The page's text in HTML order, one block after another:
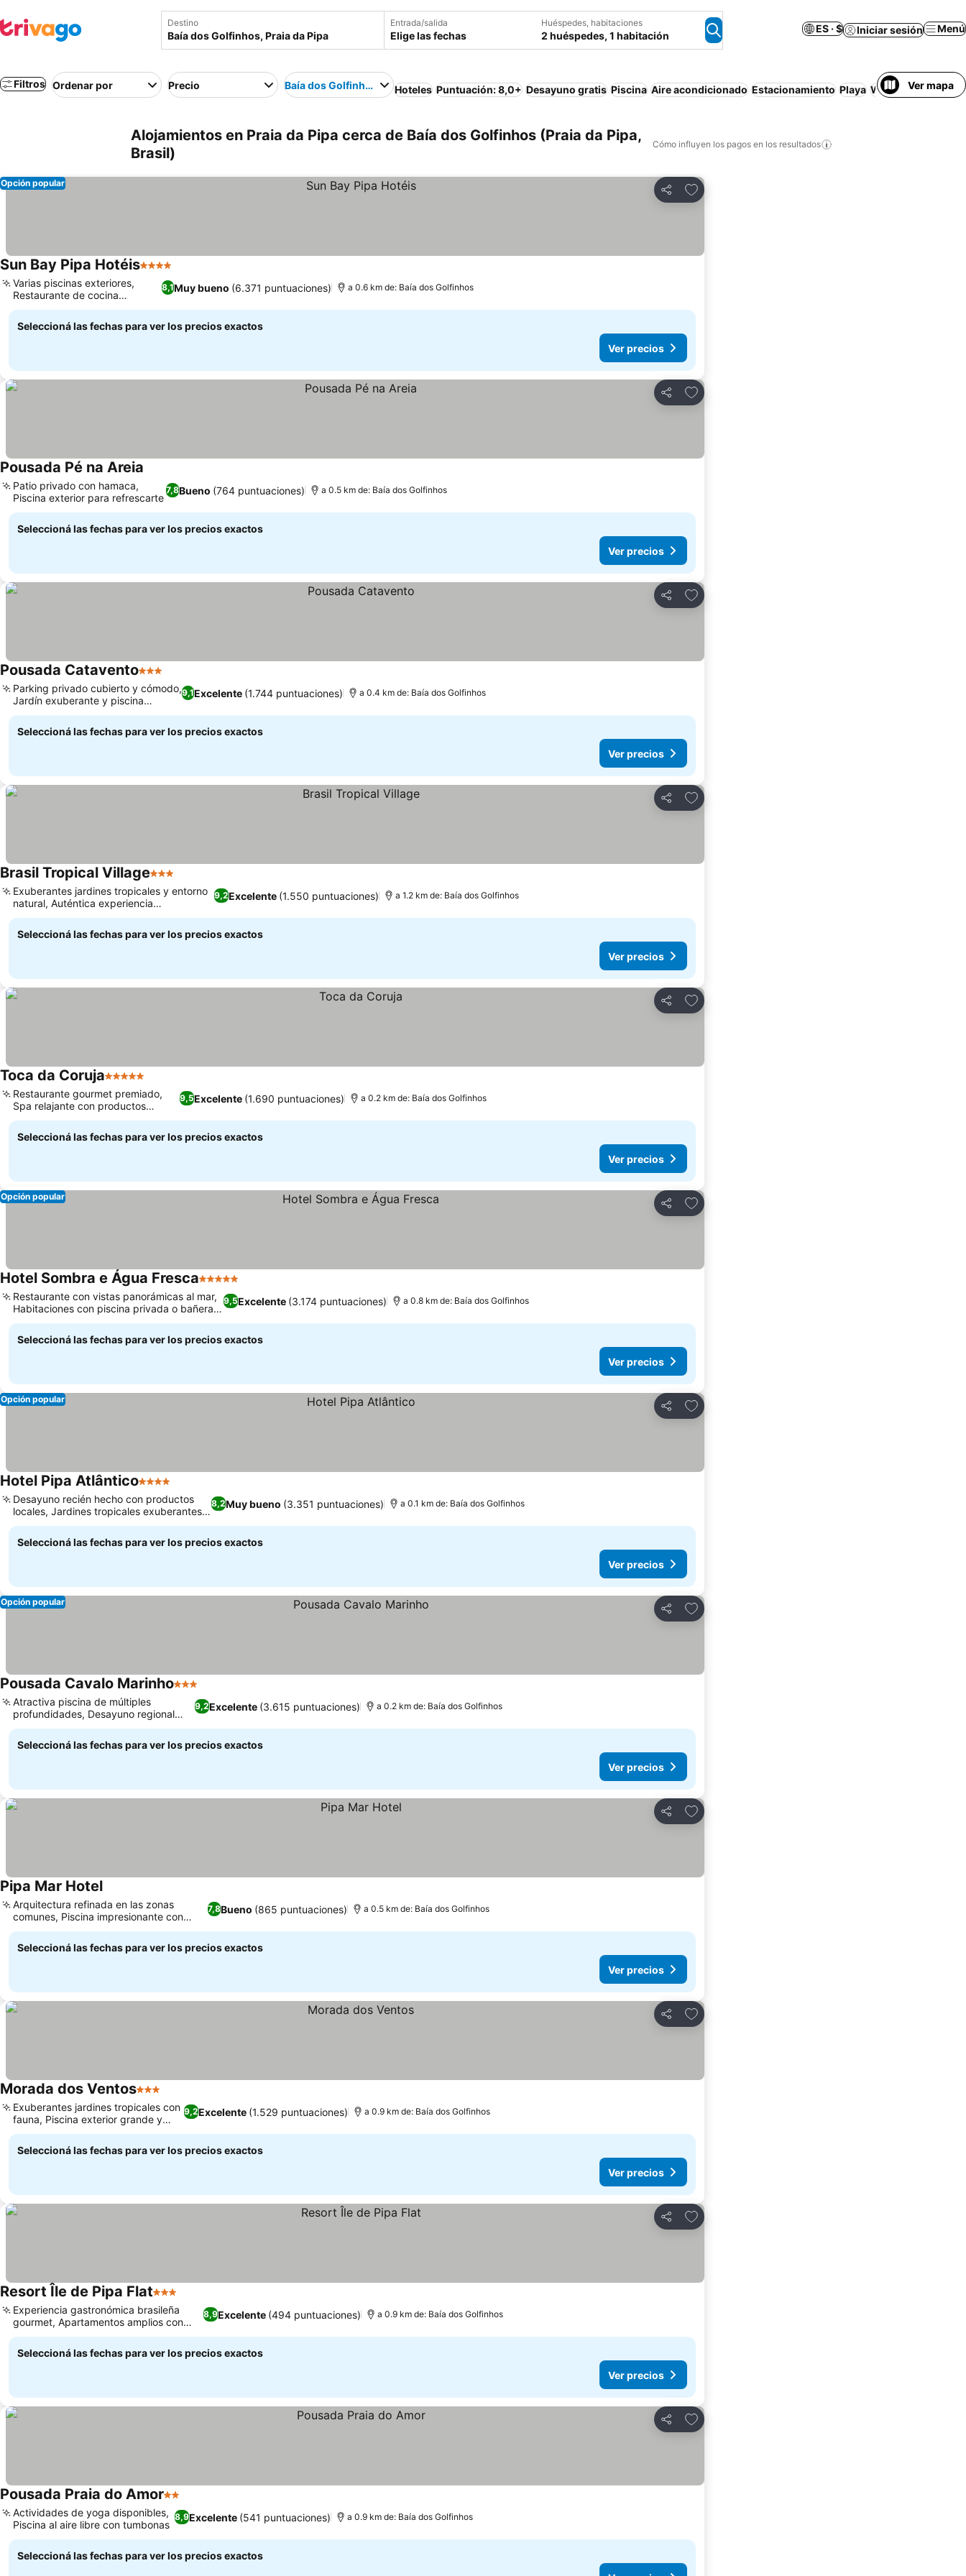
Destino Entrada/salida
Elige las fechas
Huéspedes, habitaciones
2 huéspedes, 1 habitación
ES · $ Iniciar sesión Menú
Filtros Ordenar por Precio Baía dos Golfinhos Hoteles Puntuación: 8,0+ Desayuno gratis Piscina Aire acondicionado Estacionamiento Playa Wi-Fi Ver mapa
Alojamientos en Praia da Pipa cerca de Baía dos Golfinhos (Praia da Pipa,
Brasil)
Cómo influyen los pagos en los resultados
Compartir
Añadir a favoritos
Opción popular
Sun Bay Pipa Hotéis4 Estrellas
8,1Muy bueno (6.371 puntuaciones)
Varias piscinas exteriores,
Restaurante de cocina
internacional
a 0.6 km de: Baía dos Golfinhos
Seleccioná las fechas para ver los precios exactos
Ver precios
Compartir
Añadir a favoritos
Pousada Pé na Areia
7,8Bueno (764 puntuaciones)
Patio privado con hamaca,
Piscina exterior para refrescarte
a 0.5 km de: Baía dos Golfinhos
Seleccioná las fechas para ver los precios exactos
Ver precios
Compartir
Añadir a favoritos
Pousada Catavento3 Estrellas
9,1Excelente (1.744 puntuaciones)
Parking privado cubierto y cómodo,
Jardín exuberante y piscina
exterior
a 0.4 km de: Baía dos Golfinhos
Seleccioná las fechas para ver los precios exactos
Ver precios
Compartir
Añadir a favoritos
Brasil Tropical Village3 Estrellas
9,2Excelente (1.550 puntuaciones)
Exuberantes jardines tropicales y entorno
natural, Auténtica experiencia
gastronómica brasileña
a 1.2 km de: Baía dos Golfinhos
Seleccioná las fechas para ver los precios exactos
Ver precios
Compartir
Añadir a favoritos
Toca da Coruja5 Estrellas
9,5Excelente (1.690 puntuaciones)
Restaurante gourmet premiado,
Spa relajante con productos
L'Occitane
a 0.2 km de: Baía dos Golfinhos
Seleccioná las fechas para ver los precios exactos
Ver precios
Compartir
Añadir a favoritos
Opción popular
Hotel Sombra e Água Fresca5 Estrellas
9,5Excelente (3.174 puntuaciones)
Restaurante con vistas panorámicas al mar,
Habitaciones con piscina privada o bañera
de hidromasaje
a 0.8 km de: Baía dos Golfinhos
Seleccioná las fechas para ver los precios exactos
Ver precios
Compartir
Añadir a favoritos
Opción popular
Hotel Pipa Atlântico4 Estrellas
8,2Muy bueno (3.351 puntuaciones)
Desayuno recién hecho con productos
locales, Jardines tropicales exuberantes y
bien cuidados
a 0.1 km de: Baía dos Golfinhos
Seleccioná las fechas para ver los precios exactos
Ver precios
Compartir
Añadir a favoritos
Opción popular
Pousada Cavalo Marinho3 Estrellas
9,2Excelente (3.615 puntuaciones)
Atractiva piscina de múltiples
profundidades, Desayuno regional
recién preparado
a 0.2 km de: Baía dos Golfinhos
Seleccioná las fechas para ver los precios exactos
Ver precios
Compartir
Añadir a favoritos
Pipa Mar Hotel
7,8Bueno (865 puntuaciones)
Arquitectura refinada en las zonas
comunes, Piscina impresionante con
vistas al mar
a 0.5 km de: Baía dos Golfinhos
Seleccioná las fechas para ver los precios exactos
Ver precios
Compartir
Añadir a favoritos
Morada dos Ventos3 Estrellas
9,2Excelente (1.529 puntuaciones)
Exuberantes jardines tropicales con
fauna, Piscina exterior grande y
limpia
a 0.9 km de: Baía dos Golfinhos
Seleccioná las fechas para ver los precios exactos
Ver precios
Compartir
Añadir a favoritos
Resort Île de Pipa Flat3 Estrellas
8,9Excelente (494 puntuaciones)
Experiencia gastronómica brasileña
gourmet, Apartamentos amplios con
vistas al lago
a 0.9 km de: Baía dos Golfinhos
Seleccioná las fechas para ver los precios exactos
Ver precios
Compartir
Añadir a favoritos
Pousada Praia do Amor2 Estrellas
8,9Excelente (541 puntuaciones)
Actividades de yoga disponibles,
Piscina al aire libre con tumbonas
a 0.9 km de: Baía dos Golfinhos
Seleccioná las fechas para ver los precios exactos